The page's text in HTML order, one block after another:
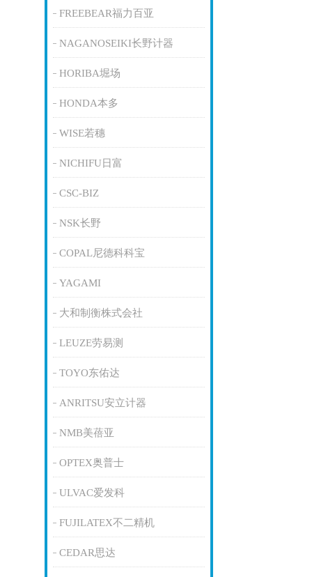
FREEBEAR福力百亚
NAGANOSEIKI长野计器
HORIBA堀场
HONDA本多
WISE若穗
NICHIFU日富
CSC-BIZ
NSK长野
COPAL尼德科科宝
YAGAMI
大和制衡株式会社
LEUZE劳易测
TOYO东佑达
ANRITSU安立计器
NMB美蓓亚
OPTEX奥普士
ULVAC爱发科
FUJILATEX不二精机
CEDAR思达